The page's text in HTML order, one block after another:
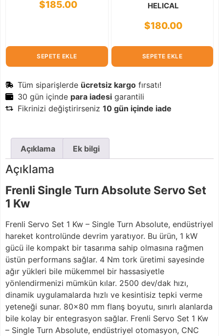
$185.00
SEPETE EKLE
HELICAL
$180.00
SEPETE EKLE
Tüm siparişlerde ücretsiz kargo fırsatı!
30 gün içinde para iadesi garantili
Fikrinizi değiştirirseniz 10 gün içinde iade
Açıklama Ek bilgi
Açıklama
Frenli Single Turn Absolute Servo Set
1 Kw
Frenli Servo Set 1 Kw – Single Turn Absolute, endüstriyel
hareket kontrolünde devrim yaratıyor. Bu ürün, 1 kW
gücü ile kompakt bir tasarıma sahip olmasına rağmen
üstün performans sağlar. 4 Nm tork üretimi sayesinde
ağır yükleri bile mükemmel bir hassasiyetle
yönlendirmenizi mümkün kılar. 2500 dev/dak hızı,
dinamik uygulamalarda hızlı ve kesintisiz tepki verme
yeteneği sunar. 80×80 mm flanş boyutu, sınırlı alanlarda
bile kolay bir entegrasyon sağlar. Frenli Servo Set 1 Kw
– Single Turn Absolute, endüstriyel otomasyon, CNC